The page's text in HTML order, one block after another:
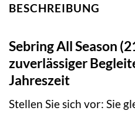
BESCHREIBUNG
Sebring All Season
zuverlässiger
Jahreszeit
Stellen Sie sich vor: Sie